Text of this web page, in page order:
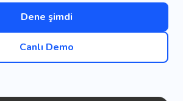
Dene şimdi
Canlı Demo